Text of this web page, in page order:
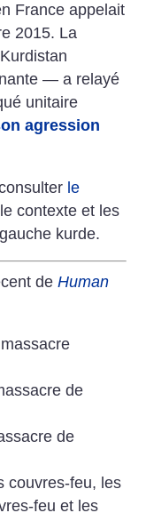
France appelait
2015. La
— a relayé
unitaire
agression
le
contexte et les
kurde.
deHuman
de
de
couvres-feu, les
feu et les